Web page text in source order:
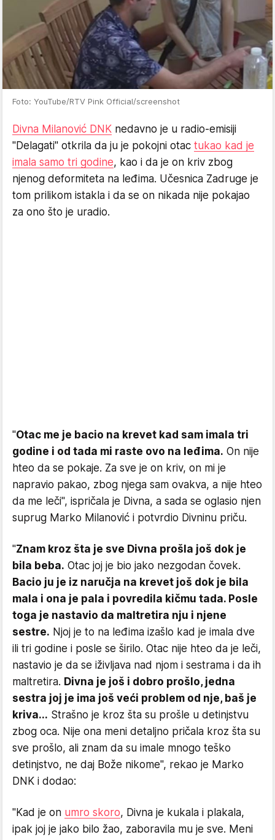
Foto: YouTube/RTV Pink Official/screenshot
Divna Milanović DNK nedavno je u radio-emisiji
"Delagati" otkrila da ju je pokojni otac tukao kad je
imala samo tri godine, kao i da je on kriv zbog
njenog deformiteta na leđima. Učesnica Zadruge je
tom prilikom istakla i da se on nikada nije pokajao
za ono što je uradio.
"Otac me je bacio na krevet kad sam imala tri
godine i od tada mi raste ovo na leđima. On nije
hteo da se pokaje. Za sve je on kriv, on mi je
napravio pakao, zbog njega sam ovakva, a nije hteo
da me leči", ispričala je Divna, a sada se oglasio njen
suprug Marko Milanović i potvrdio Divninu priču.
"Znam kroz šta je sve Divna prošla još dok je
bila beba. Otac joj je bio jako nezgodan čovek.
Bacio ju je iz naručja na krevet još dok je bila
mala i ona je pala i povredila kičmu tada. Posle
toga je nastavio da maltretira nju i njene
sestre. Njoj je to na leđima izašlo kad je imala dve
ili tri godine i posle se širilo. Otac nije hteo da je leči,
nastavio je da se iživljava nad njom i sestrama i da ih
maltretira. Divna je još i dobro prošlo, jedna
sestra joj je ima još veći problem od nje, baš je
kriva... Strašno je kroz šta su prošle u detinjstvu
zbog oca. Nije ona meni detaljno pričala kroz šta su
sve prošlo, ali znam da su imale mnogo teško
detinjstvo, ne daj Bože nikome", rekao je Marko
DNK i dodao:
"Kad je on umro skoro, Divna je kukala i plakala,
ipak joj je jako bilo žao, zaboravila mu je sve. Meni